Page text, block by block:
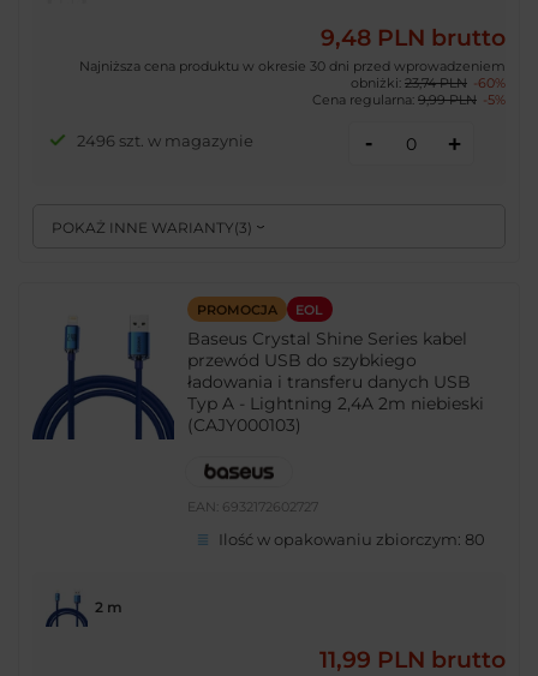
POKAŻ INNE WARIANTY(3)
9,48 PLN brutto
Najniższa cena produktu w okresie 30 dni przed wprowadzeniem
obniżki: 23,74 PLN -60%
Cena regularna: 9,99 PLN -5%
2496 szt. w magazynie - +
PROMOCJA EOL
Baseus Crystal Shine Series kabel
przewód USB do szybkiego
ładowania i transferu danych USB
Typ A - Lightning 2,4A 2m niebieski
(CAJY000103)
EAN: 6932172602727
Ilość w opakowaniu zbiorczym: 80
2 m
11,99 PLN brutto